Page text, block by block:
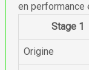
en performance
Stage 1
Origine